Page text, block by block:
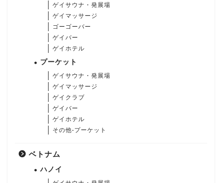
ゲイサウナ・発展場
ゲイマッサージ
ゴーゴーバー
ゲイバー
ゲイホテル
プーケット
ゲイサウナ・発展場
ゲイマッサージ
ゲイクラブ
ゲイバー
ゲイホテル
その他-プーケット
ベトナム
ハノイ